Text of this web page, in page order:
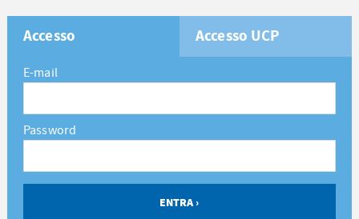
Accesso Accesso UCP
E-mail
Password